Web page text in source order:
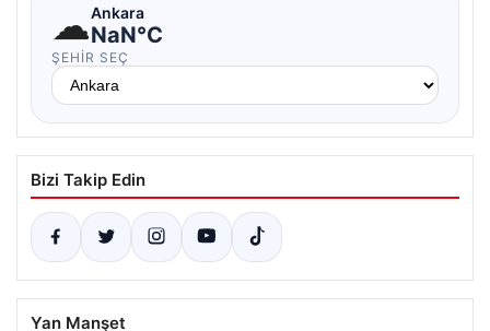
☁Ankara
NaN°C
ŞEHIR SEÇ
Bizi Takip Edin
Yan Manşet